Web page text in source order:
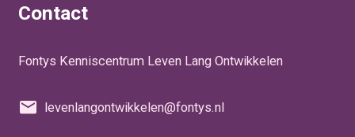
Contact
Fontys Kenniscentrum Leven Lang Ontwikkelen
levenlangontwikkelen@fontys.nl